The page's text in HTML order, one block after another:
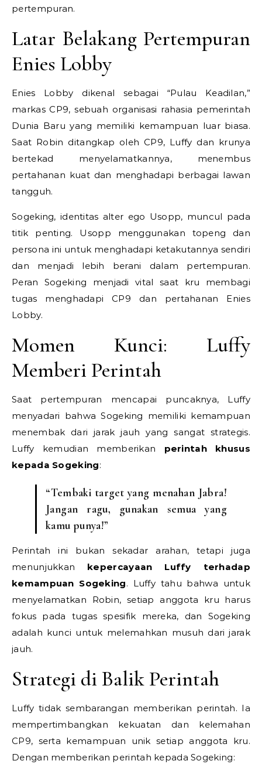
pertempuran.
Latar Belakang Pertempuran
Enies Lobby
Enies Lobby dikenal sebagai “Pulau Keadilan,”
markas CP9, sebuah organisasi rahasia pemerintah
Dunia Baru yang memiliki kemampuan luar biasa.
Saat Robin ditangkap oleh CP9, Luffy dan krunya
bertekad menyelamatkannya, menembus
pertahanan kuat dan menghadapi berbagai lawan
tangguh.
Sogeking, identitas alter ego Usopp, muncul pada
titik penting. Usopp menggunakan topeng dan
persona ini untuk menghadapi ketakutannya sendiri
dan menjadi lebih berani dalam pertempuran.
Peran Sogeking menjadi vital saat kru membagi
tugas menghadapi CP9 dan pertahanan Enies
Lobby.
Momen Kunci: Luffy
Memberi Perintah
Saat pertempuran mencapai puncaknya, Luffy
menyadari bahwa Sogeking memiliki kemampuan
menembak dari jarak jauh yang sangat strategis.
Luffy kemudian memberikan perintah khusus
kepada Sogeking:
“Tembaki target yang menahan Jabra!
Jangan ragu, gunakan semua yang
kamu punya!”
Perintah ini bukan sekadar arahan, tetapi juga
menunjukkan kepercayaan Luffy terhadap
kemampuan Sogeking. Luffy tahu bahwa untuk
menyelamatkan Robin, setiap anggota kru harus
fokus pada tugas spesifik mereka, dan Sogeking
adalah kunci untuk melemahkan musuh dari jarak
jauh.
Strategi di Balik Perintah
Luffy tidak sembarangan memberikan perintah. Ia
mempertimbangkan kekuatan dan kelemahan
CP9, serta kemampuan unik setiap anggota kru.
Dengan memberikan perintah kepada Sogeking: